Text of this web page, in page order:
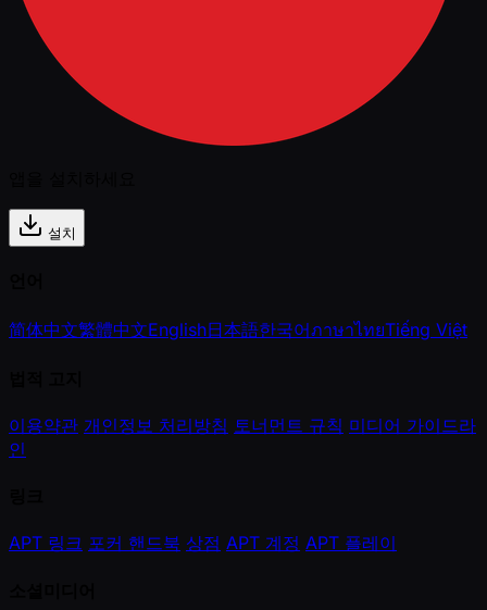
설치
简体中文繁體中文English日本語한국어ภาษาไทยTiếng Việt
이용약관 개인정보 처리방침 토너먼트 규칙 미디어 가이드라
인
APT 링크 포커 핸드북 상점 APT 계정 APT 플레이